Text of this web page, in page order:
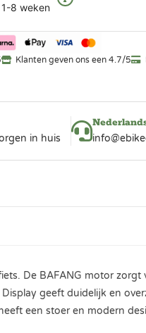
8 weken
Klanten geven ons een 4.7/5
in huis
De BAFANG motor
geeft duidelijk en
een stoer en modern